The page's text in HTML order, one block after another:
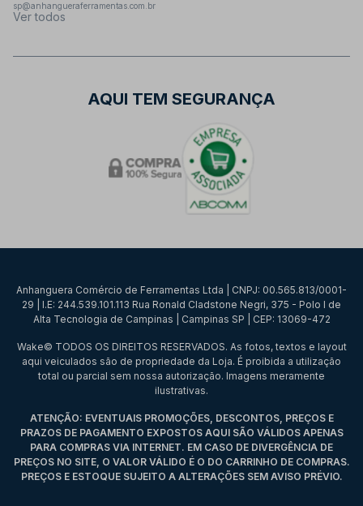
sp@anhangueraferramentas.com.br
Ver todos
AQUI TEM SEGURANÇA
Anhanguera Comércio de Ferramentas Ltda | CNPJ: 00.565.813/0001-
29 | I.E: 244.539.101.113 Rua Ronald Cladstone Negri, 375 - Polo I de
Alta Tecnologia de Campinas | Campinas SP | CEP: 13069-472
Wake© TODOS OS DIREITOS RESERVADOS. As fotos, textos e layout
aqui veiculados são de propriedade da Loja. É proibida a utilização
total ou parcial sem nossa autorização. Imagens meramente
ilustrativas.
ATENÇÃO: EVENTUAIS PROMOÇÕES, DESCONTOS, PREÇOS E
PRAZOS DE PAGAMENTO EXPOSTOS AQUI SÃO VÁLIDOS APENAS
PARA COMPRAS VIA INTERNET. EM CASO DE DIVERGÊNCIA DE
PREÇOS NO SITE, O VALOR VÁLIDO É O DO CARRINHO DE COMPRAS.
PREÇOS E ESTOQUE SUJEITO A ALTERAÇÕES SEM AVISO PRÉVIO.